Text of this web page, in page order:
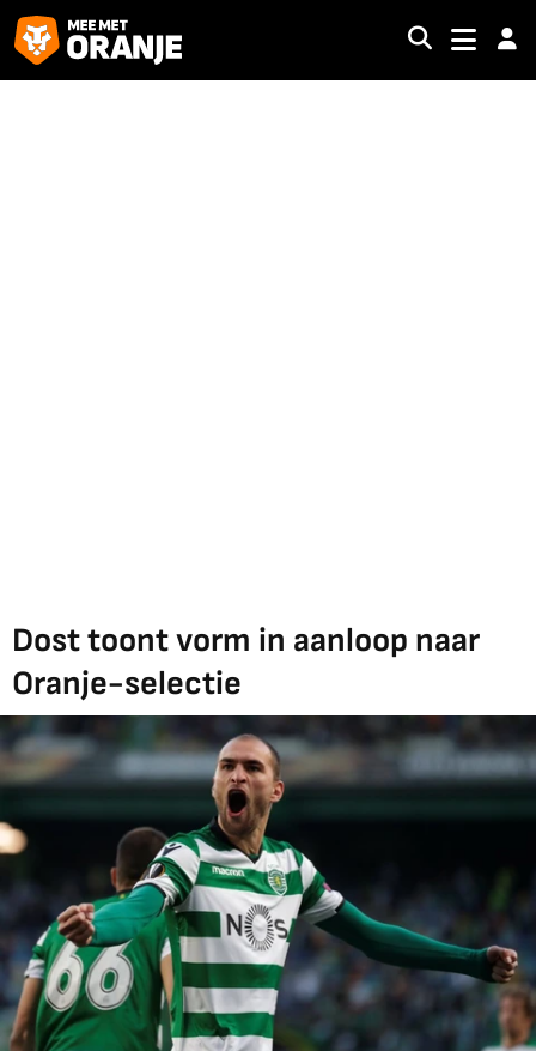
Dost toont vorm in aanloop naar
Oranje-selectie